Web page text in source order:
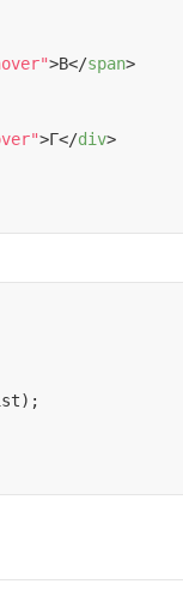
>В</span>
>Г</div>